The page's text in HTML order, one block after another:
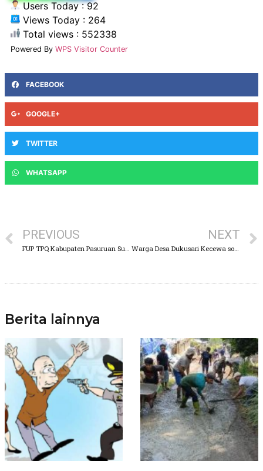
Users Today : 92
Views Today : 264
Total views : 552338
Powered By WPS Visitor Counter
FACEBOOK
GOOGLE+
TWITTER
WHATSAPP
PREVIOUS NEXT
Warga Desa Dukusari Kecewa soal Jalan Rusak, Ini Tanggapan Camat Sukorejo
Berita lainnya